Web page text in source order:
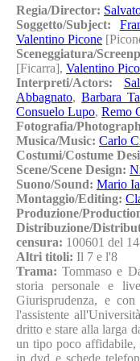
Regia/Director:
Soggetto/Subject:
Valentino Picone
Sceneggiatura/
[Ficarra], Valentino
Interpreti/Actors:
Abbagnato,Barbara
Consuelo Lupo, Remo
Fotografia/
Musica/Music: Carlo
Costumi/Costume
Scene/Scene Design:
Suono/Sound: Mario
Montaggio/Editing:
Produzione/
Distribuzione/
censura: 100601 del
Altri titoli: Il 7 e l'8
Trama:Tommaso e
storia personale e
Giurisprudenza, e
l'assistente
dritto e stare alla larga
un tipo poco affidabile,
in dvd e schede